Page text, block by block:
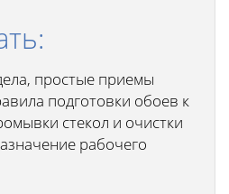
простые приемы
подготовки обоев к
стекол и очистки
рабочего